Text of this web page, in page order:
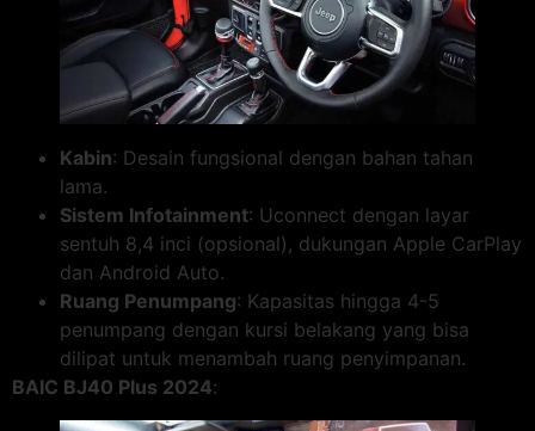
Kabin: Desain fungsional dengan bahan tahan
lama.
Sistem Infotainment: Uconnect dengan layar
sentuh 8,4 inci (opsional), dukungan Apple CarPlay
dan Android Auto.
Ruang Penumpang: Kapasitas hingga 4-5
penumpang dengan kursi belakang yang bisa
dilipat untuk menambah ruang penyimpanan.
BAIC BJ40 Plus 2024: